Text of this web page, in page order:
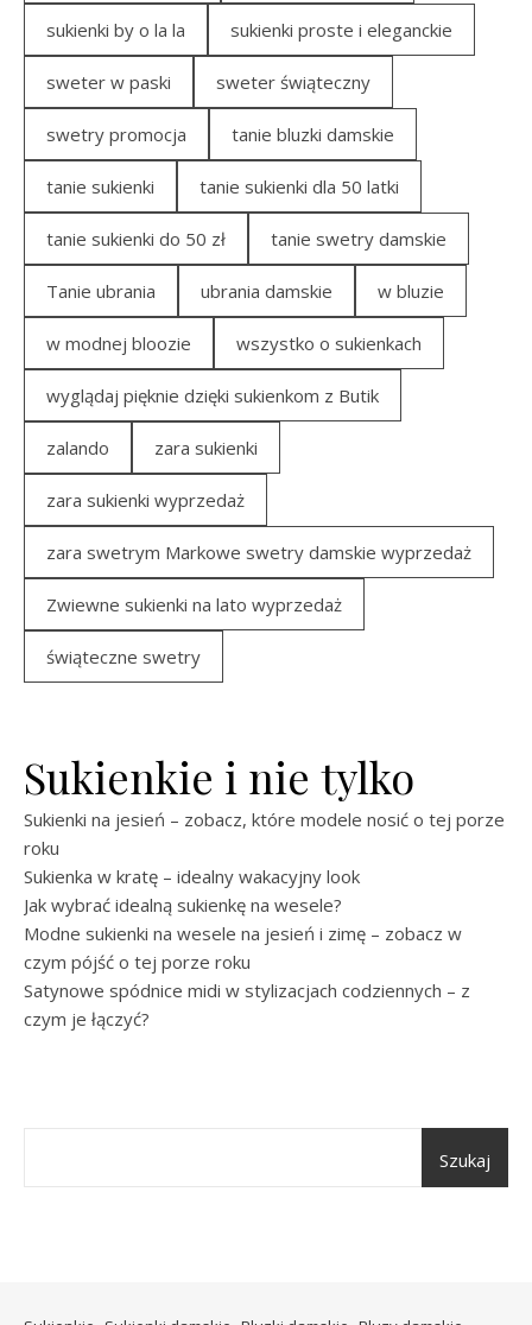
sukienki by o la la sukienki proste i eleganckie
sweter w paski sweter świąteczny
swetry promocja tanie bluzki damskie
tanie sukienki tanie sukienki dla 50 latki
tanie sukienki do 50 zł tanie swetry damskie
Tanie ubrania ubrania damskie w bluzie
w modnej bloozie wszystko o sukienkach
wyglądaj pięknie dzięki sukienkom z Butik
zalando zara sukienki
zara sukienki wyprzedaż
zara swetrym Markowe swetry damskie wyprzedaż
Zwiewne sukienki na lato wyprzedaż
świąteczne swetry
Sukienkie i nie tylko
Sukienki na jesień – zobacz, które modele nosić o tej porze
roku
Sukienka w kratę – idealny wakacyjny look
Jak wybrać idealną sukienkę na wesele?
Modne sukienki na wesele na jesień i zimę – zobacz w
czym pójść o tej porze roku
Satynowe spódnice midi w stylizacjach codziennych – z
czym je łączyć?
Szukaj